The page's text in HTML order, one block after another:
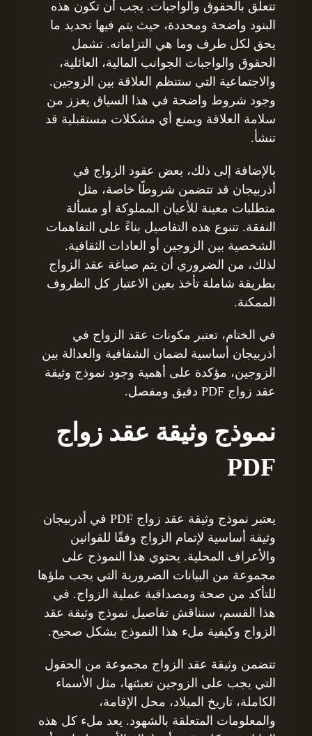
تتعلق بالحقوق والواجبات. يجب أن تكون هذه
البنود واضحة ومحددة، حيث يتم فيها تحديد ما
يحق لكل طرف وما هي التزاماته. تشمل
الحقوق والواجبات الجوانب المالية، العائلية،
والاجتماعية التي ستنظم العلاقة بين الزوجين.
وجود شروط واضحة في هذا السياق يعزز من
سلامة العلاقة ويمنع أي مشكلات مستقبلية قد
تنشأ.
بالإضافة إلى ذلك، بعض عقود الزواج في
أذربيجان قد تتضمن شروطًا خاصة، مثل
متطلبات معينة للأعيان المملوكة أو مسألة
النفقة. تتنوع هذه التفاصيل بناءً على التفاهمات
الشخصية بين الزوجين أو العادات الثقافية.
لذلك، من الضروري أن يتم صياغة عقد الزواج
بطريقة شاملة تأخذ بعين الاعتبار كل الظروف
الممكنة.
في الختام، تعتبر مكونات عقد الزواج في
أذربيجان أساسية لضمان الشفافية والعدالة بين
الزوجين، مؤكدة على أهمية وجود نموذج وثيقة
عقد زواج PDF دقيق ومفصل.
نموذج وثيقة عقد زواج
PDF
يعتبر نموذج وثيقة عقد زواج PDF في أذربيجان
وثيقة أساسية لإتمام الزواج وفقًا للقوانين
والأعراف المحلية. يحتوي هذا النموذج على
مجموعة من البيانات الضرورية التي يجب ملؤها
للتأكد من صحة ومصداقية عملية الزواج. في
هذا القسم، سنناقش تفاصيل نموذج وثيقة عقد
الزواج وكيفية ملء هذا النموذج بشكل صحيح.
تتضمن وثيقة عقد الزواج مجموعة من الحقول
التي يجب على الزوجين تعبئتها، مثل الأسماء
الكاملة، تاريخ الميلاد، محل الإقامة،
والمعلومات المتعلقة بالشهود. يعد ملء كل هذه